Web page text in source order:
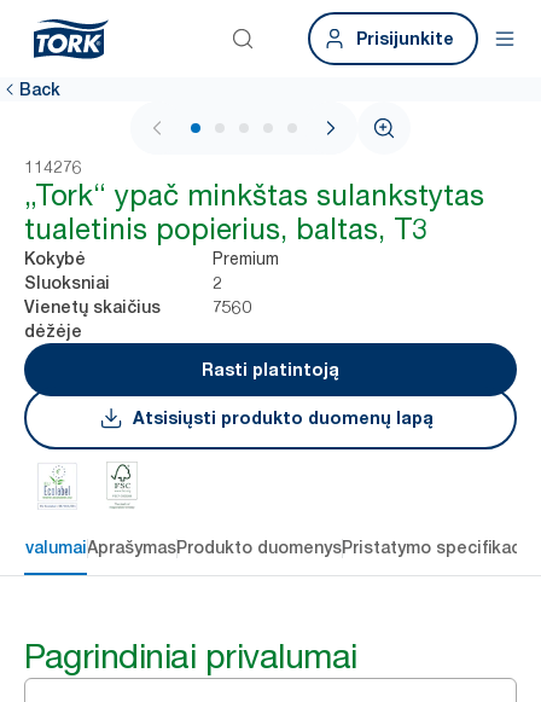
Prisijunkite
Back
1 / 5
114276
„Tork“ ypač minkštas sulankstytas
tualetinis popierius, baltas, T3
Kokybė Premium
Sluoksniai 2
Vienetų skaičius
dėžėje
7560
Rasti platintoją
Atsisiųsti produkto duomenų lapą
AprašymasProdukto duomenysPristatymo
Pagrindiniai privalumai